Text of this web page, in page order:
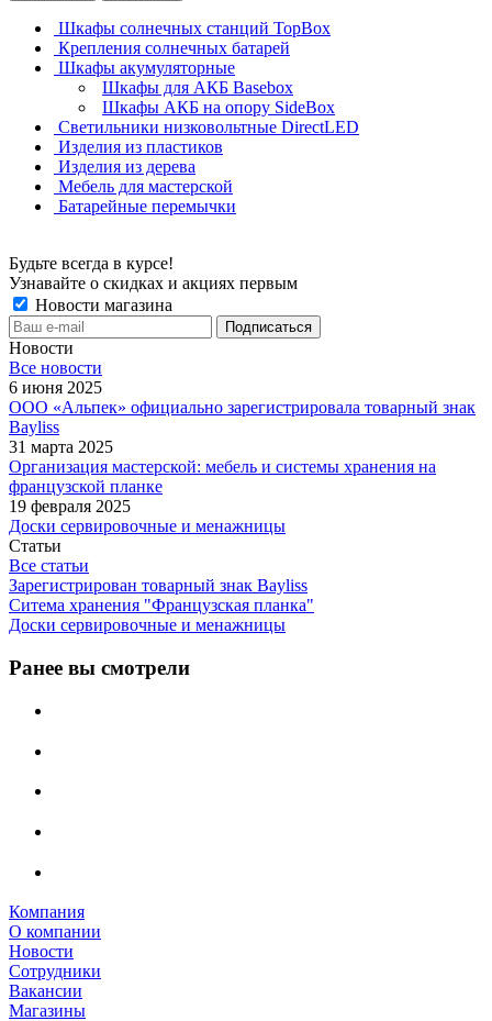
Шкафы солнечных станций TopBox
Крепления солнечных батарей
Шкафы акумуляторные
Шкафы для АКБ Basebox
Шкафы АКБ на опору SideBox
Светильники низковольтные DirectLED
Изделия из пластиков
Изделия из дерева
Мебель для мастерской
Батарейные перемычки
Будьте всегда в курсе!
Узнавайте о скидках и акциях первым
Новости магазина
Новости
Все новости
6 июня 2025
ООО «Альпек» официально зарегистрировала товарный знак
Bayliss
31 марта 2025
Организация мастерской: мебель и системы хранения на
французской планке
19 февраля 2025
Доски сервировочные и менажницы
Статьи
Все статьи
Зарегистрирован товарный знак Bayliss
Ситема хранения "Французская планка"
Доски сервировочные и менажницы
Ранее вы смотрели
Компания
О компании
Новости
Сотрудники
Вакансии
Магазины